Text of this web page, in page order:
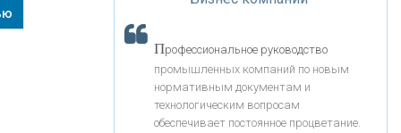
«РОСЕВРОБАНК»
«ПРЕСС-СЛУЖБА ВТБ24»
«Интервью»
Профессиональное руководство
промышленных компаний по новым
нормативным документам и
технологическим вопросам
обеспечивает постоянное процветание.